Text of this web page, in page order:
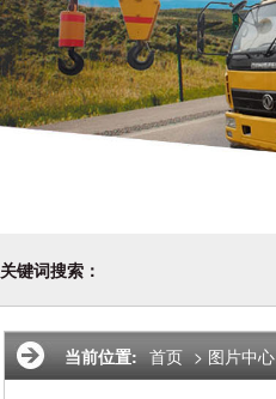
关键词搜索：
当前位置: 首页 >图片中心